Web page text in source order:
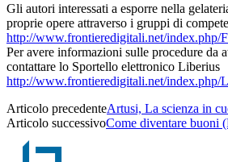
Gli autori interessati a esporre nella
proprie opere attraverso i gruppi di
http://www.frontieredigitali.net/index.php/
Per avere informazioni sulle procedure da
contattare lo Sportello elettronico Liberius
http://www.frontieredigitali.net/index.php/
Articolo precedenteArtusi, La scienza in
Articolo successivoCome diventare buoni